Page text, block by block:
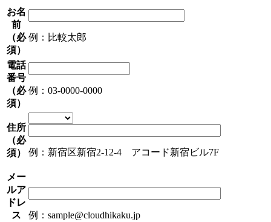
お名
前
（必
須）
例：比較太郎
電話
番号
（必
須）
例：03-0000-0000
住所
（必
須）
例：新宿区新宿2-12-4 アコード新宿ビル7F
メー
ルア
ドレ
ス
例：sample@cloudhikaku.jp